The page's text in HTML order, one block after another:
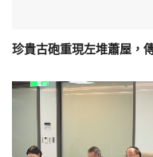
珍貴古砲重現左堆蕭屋，